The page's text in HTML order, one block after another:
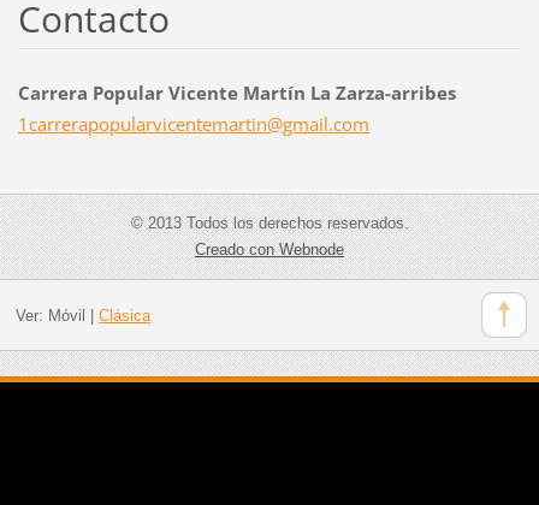
Contacto
Carrera Popular Vicente Martín La Zarza-arribes
1carrerapopularvicentemartin@gmail.com
© 2013 Todos los derechos reservados.
Creado con Webnode
Ver: Móvil Clásica